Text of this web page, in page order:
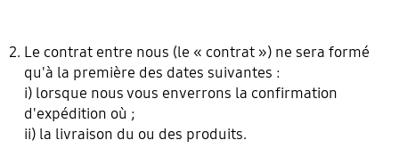
Le contrat entre nous (le « contrat ») ne sera formé
qu'à la première des dates suivantes :
i) lorsque nous vous enverrons la confirmation
d'expédition où ;
ii) la livraison du ou des produits.